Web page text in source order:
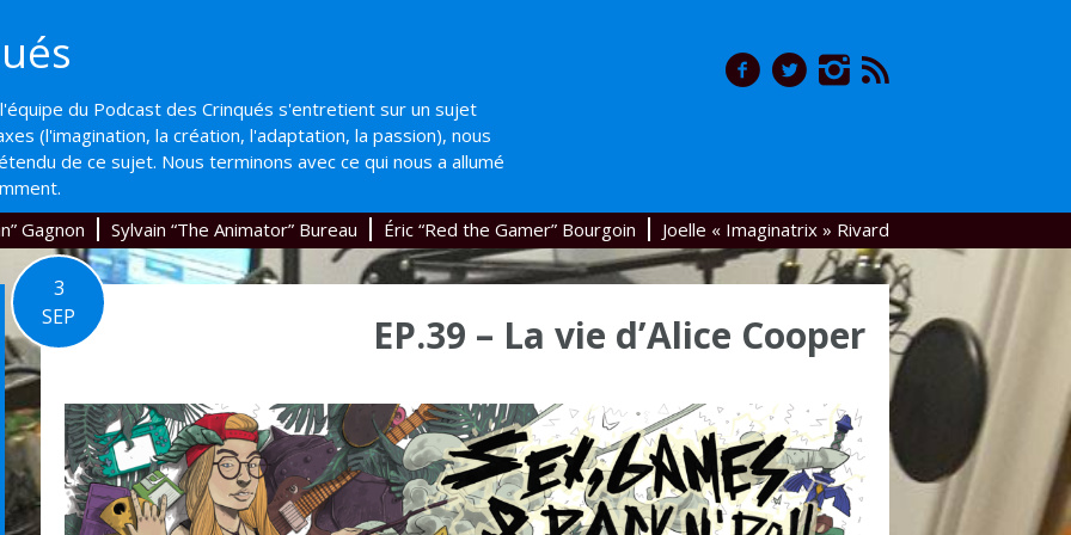
du Podcast des Crinqués s'entretient sur un sujet
(l'imagination, la création, l'adaptation, la passion), nous
de ce sujet. Nous terminons avec ce qui nous a allumé
Gagnon
Sylvain “The Animator” Bureau Éric “Red the Gamer” Bourgoin Joelle « Imaginatrix » Rivard
3
SEP
EP.39 – La vie d’Alice Cooper